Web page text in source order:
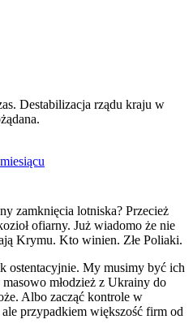
Destabilizacja rządu kraju w
zamknięcia lotniska? Przecież
ofiarny. Już wiadomo że nie
Krymu. Kto winien. Złe Poliaki.
ostentacyjnie. My musimy być ich
młodzież z Ukrainy do
Albo zacząć kontrole w
przypadkiem większość firm od